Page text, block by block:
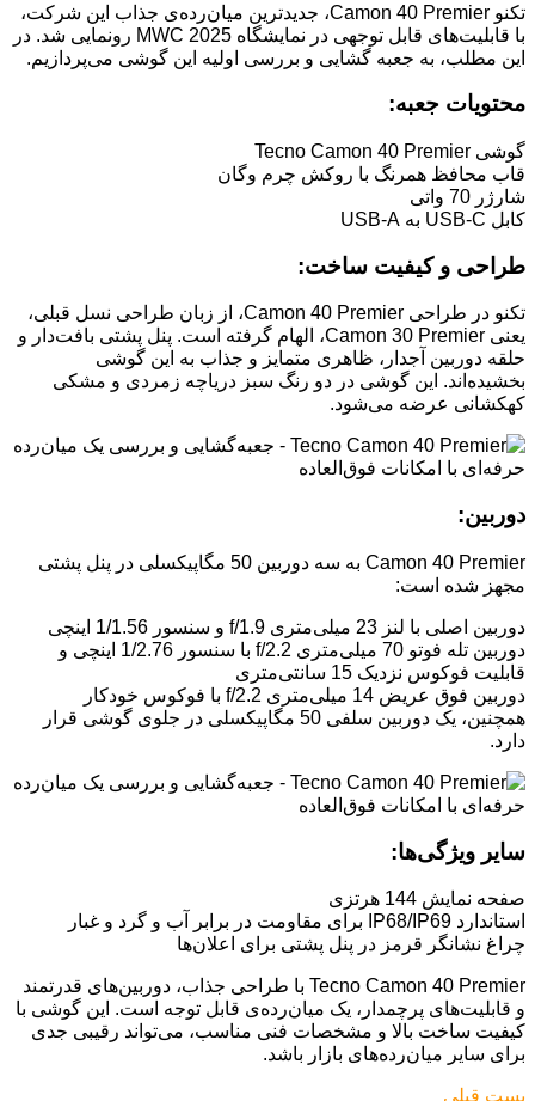
تکنو Camon 40 Premier، جدیدترین میان‌رده‌ی جذاب این شرکت،
با قابلیت‌های قابل توجهی در نمایشگاه MWC 2025 رونمایی شد. در
این مطلب، به جعبه گشایی و بررسی اولیه این گوشی می‌پردازیم.
محتویات جعبه:
گوشی Tecno Camon 40 Premier
قاب محافظ همرنگ با روکش چرم وگان
شارژر 70 واتی
کابل USB-C به USB-A
طراحی و کیفیت ساخت:
تکنو در طراحی Camon 40 Premier، از زبان طراحی نسل قبلی،
یعنی Camon 30 Premier، الهام گرفته است. پنل پشتی بافت‌دار و
حلقه دوربین آجدار، ظاهری متمایز و جذاب به این گوشی
بخشیده‌اند. این گوشی در دو رنگ سبز دریاچه زمردی و مشکی
کهکشانی عرضه می‌شود.
دوربین:
Camon 40 Premier به سه دوربین 50 مگاپیکسلی در پنل پشتی
مجهز شده است:
دوربین اصلی با لنز 23 میلی‌متری f/1.9 و سنسور 1/1.56 اینچی
دوربین تله فوتو 70 میلی‌متری f/2.2 با سنسور 1/2.76 اینچی و
قابلیت فوکوس نزدیک 15 سانتی‌متری
دوربین فوق عریض 14 میلی‌متری f/2.2 با فوکوس خودکار
همچنین، یک دوربین سلفی 50 مگاپیکسلی در جلوی گوشی قرار
دارد.
سایر ویژگی‌ها:
صفحه نمایش 144 هرتزی
استاندارد IP68/IP69 برای مقاومت در برابر آب و گرد و غبار
چراغ نشانگر قرمز در پنل پشتی برای اعلان‌ها
Tecno Camon 40 Premier با طراحی جذاب، دوربین‌های قدرتمند
و قابلیت‌های پرچمدار، یک میان‌رده‌ی قابل توجه است. این گوشی با
کیفیت ساخت بالا و مشخصات فنی مناسب، می‌تواند رقیبی جدی
برای سایر میان‌رده‌های بازار باشد.
پست قبلی